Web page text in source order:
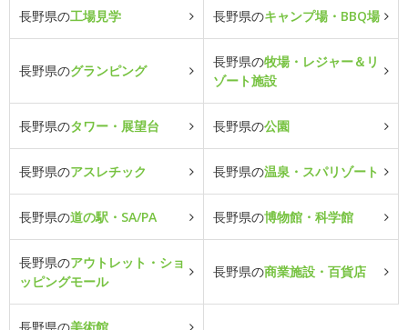
長野県の工場見学 長野県のキャンプ場・BBQ場
長野県のグランピング
長野県の牧場・レジャー＆リ
ゾート施設
長野県のタワー・展望台 長野県の公園
長野県のアスレチック 長野県の温泉・スパリゾート
長野県の道の駅・SA/PA 長野県の博物館・科学館
長野県のアウトレット・ショ
ッピングモール
長野県の商業施設・百貨店